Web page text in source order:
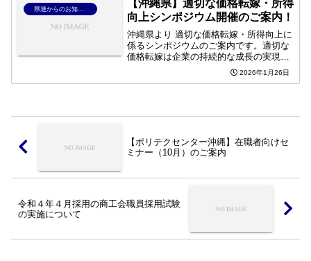
県連からのお知らせ
【沖縄県】適切な価格転嫁・所得
向上シンポジウム開催のご案内！
沖縄県より 適切な価格転嫁・所得向上に
係るシンポジウムのご案内です。適切な
価格転嫁は企業の持続的な成長の実現、
労働者の賃金の引上げに必要不可欠で
す。県内の多様な事例から学び、さまざ
2026年1月26日
【ポリテクセンター沖縄】在職者向けセ
ミナー（10月）のご案内
令和４年４月採用の商工会職員採用試験
の実施について